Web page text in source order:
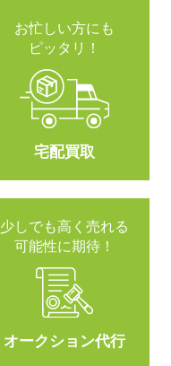
お忙しい方にも
ピッタリ！
宅配買取
少しでも高く売れる
可能性に期待！
オークション代行